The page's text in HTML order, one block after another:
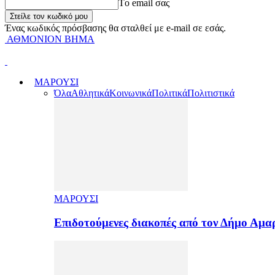
Tο email σας
Ένας κωδικός πρόσβασης θα σταλθεί με e-mail σε εσάς.
ΑΘΜΟΝΙΟΝ ΒΗΜΑ
ΜΑΡΟΥΣΙ
ΌλαΑθλητικάΚοινωνικάΠολιτικάΠολιτιστικά
ΜΑΡΟΥΣΙ
Επιδοτούμενες διακοπές από τον Δήμο